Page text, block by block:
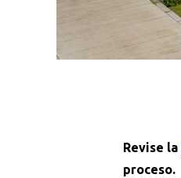
Revise la
proceso.